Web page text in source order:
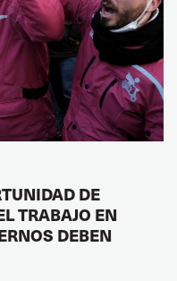
DE
TRABAJO EN
DEBEN